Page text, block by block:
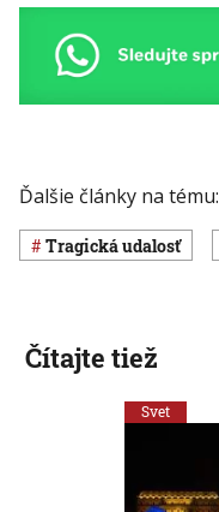
Ďalšie články na tému:
Tragická udalosť
Čítajte tiež
Svet